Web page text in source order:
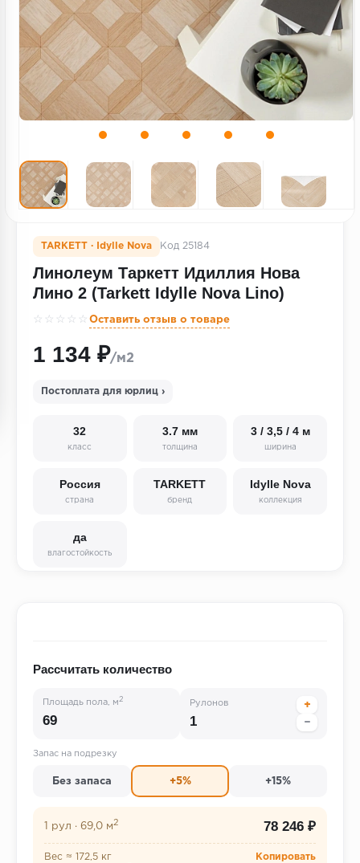
Пробковое покрытие
Ковровая плитка
Плинтус
Строительные материалы
TARKETT · Idylle Nova Код 25184
Линолеум Таркетт Идиллия Нова
Лино 2 (Tarkett Idylle Nova Lino)
☆☆☆☆☆ Оставить отзыв о товаре
1 134 ₽/м2
Постоплата для юрлиц ›
32
класс
3.7 мм
толщина
3 / 3,5 / 4 м
ширина
Россия
страна
TARKETT
бренд
Idylle Nova
коллекция
да
влагостойкость
Рассчитать количество
Площадь пола, м 2
Рулонов
+
−
Запас на подрезку
Без запаса +5% +15%
1 рул · 69,0 м 2 78 246 ₽
Вес ≈ 172,5 кг
Копировать